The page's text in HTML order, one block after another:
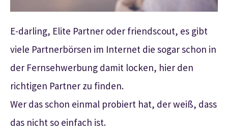
E-darling, Elite Partner oder friendscout, es gibt
viele Partnerbörsen im Internet die sogar schon in
der Fernsehwerbung damit locken, hier den
richtigen Partner zu finden.
Wer das schon einmal probiert hat, der weiß, dass
das nicht so einfach ist.